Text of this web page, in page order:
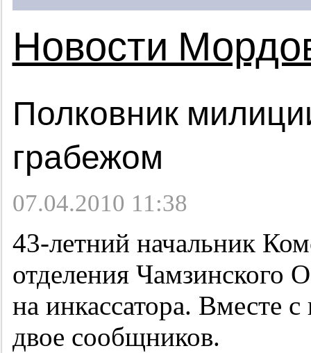
Новости
Полковник
грабежом
07.04.2010 11:38
43-летний начальник
отделения Чамзинского
на инкассатора. Вместе
двое сообщников.